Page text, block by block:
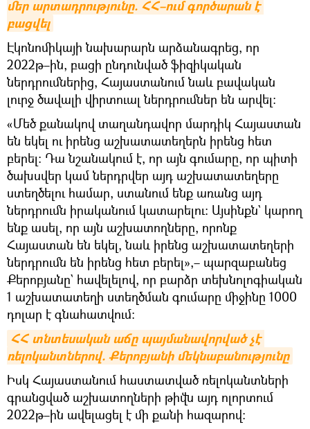
մեր արտադրությունը. ՀՀ–ում գործարան է
բացվել
Էկոնոմիկայի նախարարն արձանագրեց, որ
2022թ–ին, բացի ընդունված ֆիզիկական
ներդրումներից, Հայաստանում նաև բավական
լուրջ ծավալի վիրտուալ ներդրումներ են արվել։
«Մեծ քանակով տաղանդավոր մարդիկ Հայաստան
են եկել ու իրենց աշխատատեղերն իրենց հետ
բերել։ Դա նշանակում է, որ այն գումարը, որ պիտի
ծախսվեր կամ ներդրվեր այդ աշխատատեղերը
ստեղծելու համար, ստանում ենք առանց այդ
ներդրումն իրականում կատարելու։ Այսինքն` կարող
ենք ասել, որ այն աշխատողները, որոնք
Հայաստան են եկել, նաև իրենց աշխատատեղերի
ներդրումն են իրենց հետ բերել»,– պարզաբանեց
Քերոբյանը` հավելելով, որ բարձր տեխնոլոգիական
1 աշխատատեղի ստեղծման գումարը միջինը 1000
դոլար է գնահատվում։
ՀՀ տնտեսական աճը պայմանավորված չէ
ռելոկանտներով. Քերոբյանի մեկնաբանությունը
Իսկ Հայաստանում հաստատված ռելոկանտների
գրանցված աշխատողների թիվն այդ ոլորտում
2022թ–ին ավելացել է մի քանի հազարով։